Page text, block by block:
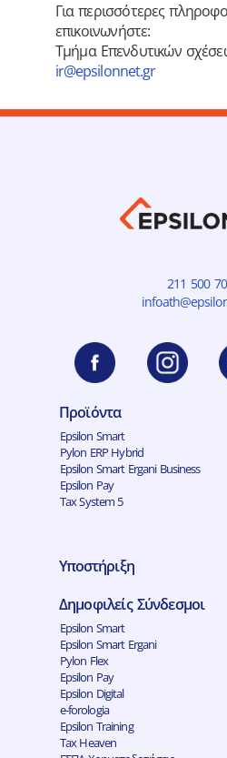
Για περισσότερες
επικοινωνήστε:
Τμήμα Επενδυτικών
ir@epsilonnet.gr
211 500
Προϊόντα
Epsilon Smart
Pylon ERP Hybrid
Epsilon Smart Ergani Business
Epsilon Pay
Tax System 5
Υποστήριξη
Δημοφιλείς Σύνδεσμοι
Epsilon Smart
Epsilon Smart Ergani
Pylon Flex
Epsilon Pay
Epsilon Digital
e-forologia
Epsilon Training
Tax Heaven